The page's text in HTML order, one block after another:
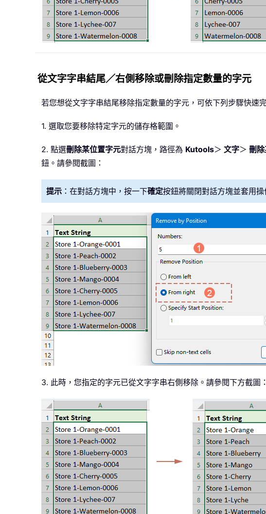
從文字字串結尾／右側移除或刪除指定數量的字元
若您想從文字字串結尾移除指定數量的字元，可依下列步驟快速
1. 選取您要移除特定字元的儲存格範圍。
2. 點選刪除某位置字元對話方塊，路徑為 Kutools＞ 文字＞ 刪
鈕。請參閱截圖：
提示 ：在對話方塊中，按一下確定按鈕將關閉對話方塊並套用
3. 此時，您指定的字元已從文字字串右側移除。請參閱下方截圖：